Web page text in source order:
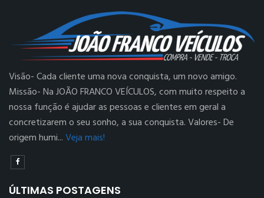
Visão- Cada cliente uma nova conquista, um novo amigo.
Missão- Na JOÃO FRANCO VEÍCULOS, com muito respeito a
nossa função é ajudar as pessoas e clientes em geral a
concretizarem o seu sonho, a sua conquista. Valores- De
origem humi...Veja mais!
ÚLTIMAS POSTAGENS